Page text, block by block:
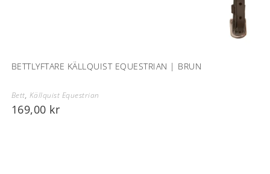
BETTLYFTARE KÄLLQUIST EQUESTRIAN | BRUN
Bett, Källquist Equestrian
169,00 kr